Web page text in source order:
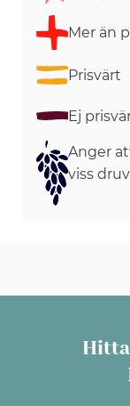
Mer än
Prisvärt
Ej
Anger
viss